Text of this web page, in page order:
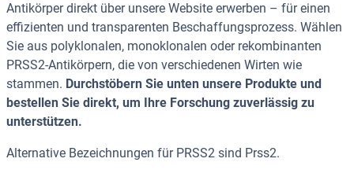
Antikörper direkt über unsere Website erwerben – für einen
effizienten und transparenten Beschaffungsprozess. Wählen
Sie aus polyklonalen, monoklonalen oder rekombinanten
PRSS2-Antikörpern, die von verschiedenen Wirten wie
stammen. Durchstöbern Sie unten unsere Produkte und
bestellen Sie direkt, um Ihre Forschung zuverlässig zu
unterstützen.
Alternative Bezeichnungen für PRSS2 sind Prss2.